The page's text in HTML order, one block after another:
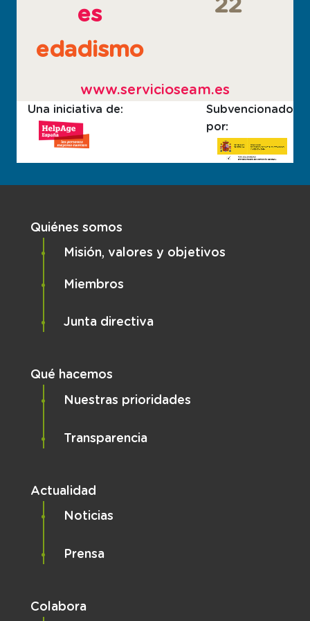
es
edadismo
22
www.servicioseam.es
Una iniciativa de:
Subvencionado
por:
Navegación principal
Quiénes somos
Misión, valores y objetivos
Miembros
Junta directiva
Qué hacemos
Nuestras prioridades
Transparencia
Actualidad
Noticias
Prensa
Colabora